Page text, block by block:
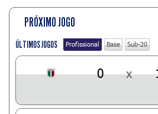
PRÓXIMO JOGO
ÚLTIMOS JOGOS Profissional Base Sub-20
0 x